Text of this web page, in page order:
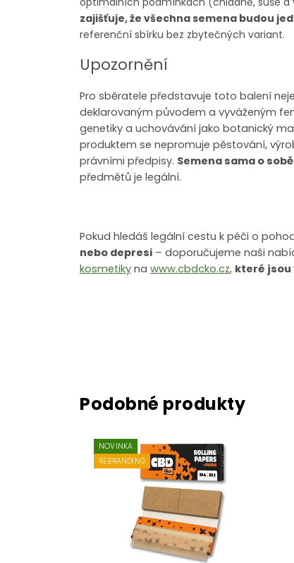
zajišťuje, že všechna semena budou
referenční sbírku bez zbytečných variant.
Upozornění
Pro sběratele představuje toto balení
deklarovaným původem a vyváženým
genetiky a uchovávání jako botanický
produktem se nepromuje pěstování,
právními předpisy. Semena sama o
předmětů je legální.
Pokud hledáš legální cestu k péči o
nebo depresi – doporučujeme naši
kosmetiky na www.cbdcko.cz, které jsou
NOVINKA
REBRANDING